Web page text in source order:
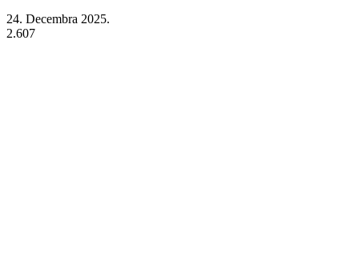
24. Decembra 2025.
2.607